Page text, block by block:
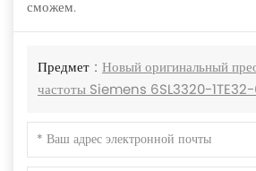
сможем.
Предмет : Новый оригинальный
частоты Siemens 6SL3320-